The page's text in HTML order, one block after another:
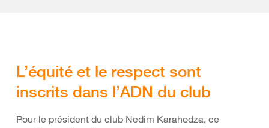
L’équité et le respect sont
inscrits dans l’ADN du club
Pour le président du club Nedim Karahodza, ce